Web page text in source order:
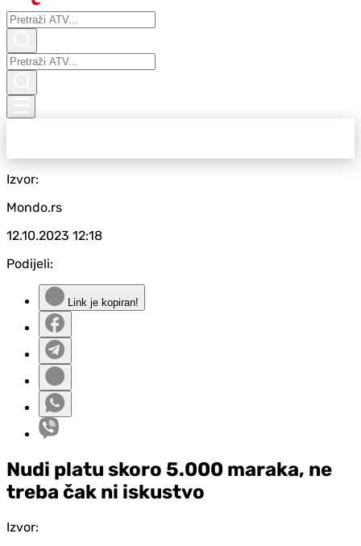
Izvor:
Mondo.rs
12.10.2023 12:18
Podijeli:
Link je kopiran!
Nudi platu skoro 5.000 maraka, ne
treba čak ni iskustvo
Izvor: